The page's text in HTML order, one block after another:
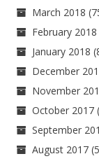
March 2018
February 2018
January 2018
December
November
October 2017
September
August 2017